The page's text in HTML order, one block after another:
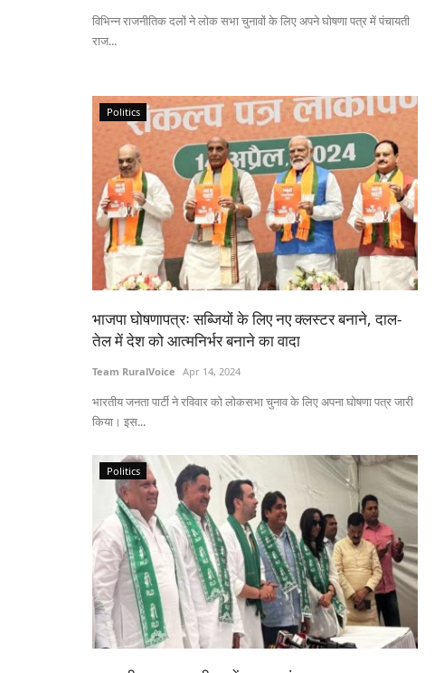
विभिन्न राजनीतिक दलों ने लोक सभा चुनावों के लिए अपने घोषणा पत्र में पंचायती
राज...
Politics
भाजपा घोषणापत्रः सब्जियों के लिए नए क्लस्टर बनाने, दाल-
तेल में देश को आत्मनिर्भर बनाने का वादा
Team RuralVoice Apr 14, 2024
भारतीय जनता पार्टी ने रविवार को लोकसभा चुनाव के लिए अपना घोषणा पत्र जारी
किया। इस...
Politics
States